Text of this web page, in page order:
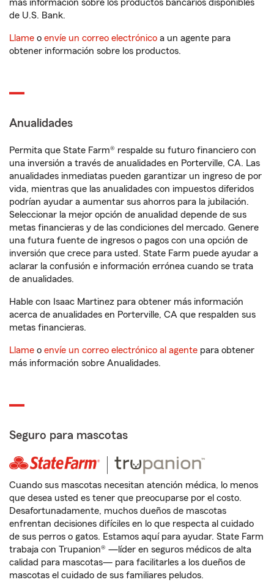
más información sobre los productos bancarios disponibles
de U.S. Bank.
Llame o envíe un correo electrónico a un agente para
obtener información sobre los productos.
Anualidades
Permita que State Farm® respalde su futuro financiero con
una inversión a través de anualidades en Porterville, CA. Las
anualidades inmediatas pueden garantizar un ingreso de por
vida, mientras que las anualidades con impuestos diferidos
podrían ayudar a aumentar sus ahorros para la jubilación.
Seleccionar la mejor opción de anualidad depende de sus
metas financieras y de las condiciones del mercado. Genere
una futura fuente de ingresos o pagos con una opción de
inversión que crece para usted. State Farm puede ayudar a
aclarar la confusión e información errónea cuando se trata
de anualidades.
Hable con Isaac Martinez para obtener más información
acerca de anualidades en Porterville, CA que respalden sus
metas financieras.
Llame o envíe un correo electrónico al agente para obtener
más información sobre Anualidades.
Seguro para mascotas
Cuando sus mascotas necesitan atención médica, lo menos
que desea usted es tener que preocuparse por el costo.
Desafortunadamente, muchos dueños de mascotas
enfrentan decisiones difíciles en lo que respecta al cuidado
de sus perros o gatos. Estamos aquí para ayudar. State Farm
trabaja con Trupanion® —líder en seguros médicos de alta
calidad para mascotas— para facilitarles a los dueños de
mascotas el cuidado de sus familiares peludos.